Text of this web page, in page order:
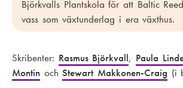
Björkvalls Plantskola för att Baltic
vass som växtunderlag i era växthus.
Skribenter: Rasmus Björkvall, Paula
Montin ochStewart Makkonen-Craig (i